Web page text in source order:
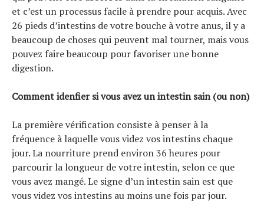
et c’est un processus facile à prendre pour acquis. Avec
26 pieds d’intestins de votre bouche à votre anus, il y a
beaucoup de choses qui peuvent mal tourner, mais vous
pouvez faire beaucoup pour favoriser une bonne
digestion.
Comment idenfier si vous avez un intestin sain (ou non)
La première vérification consiste à penser à la
fréquence à laquelle vous videz vos intestins chaque
jour. La nourriture prend environ 36 heures pour
parcourir la longueur de votre intestin, selon ce que
vous avez mangé. Le signe d’un intestin sain est que
vous videz vos intestins au moins une fois par jour.